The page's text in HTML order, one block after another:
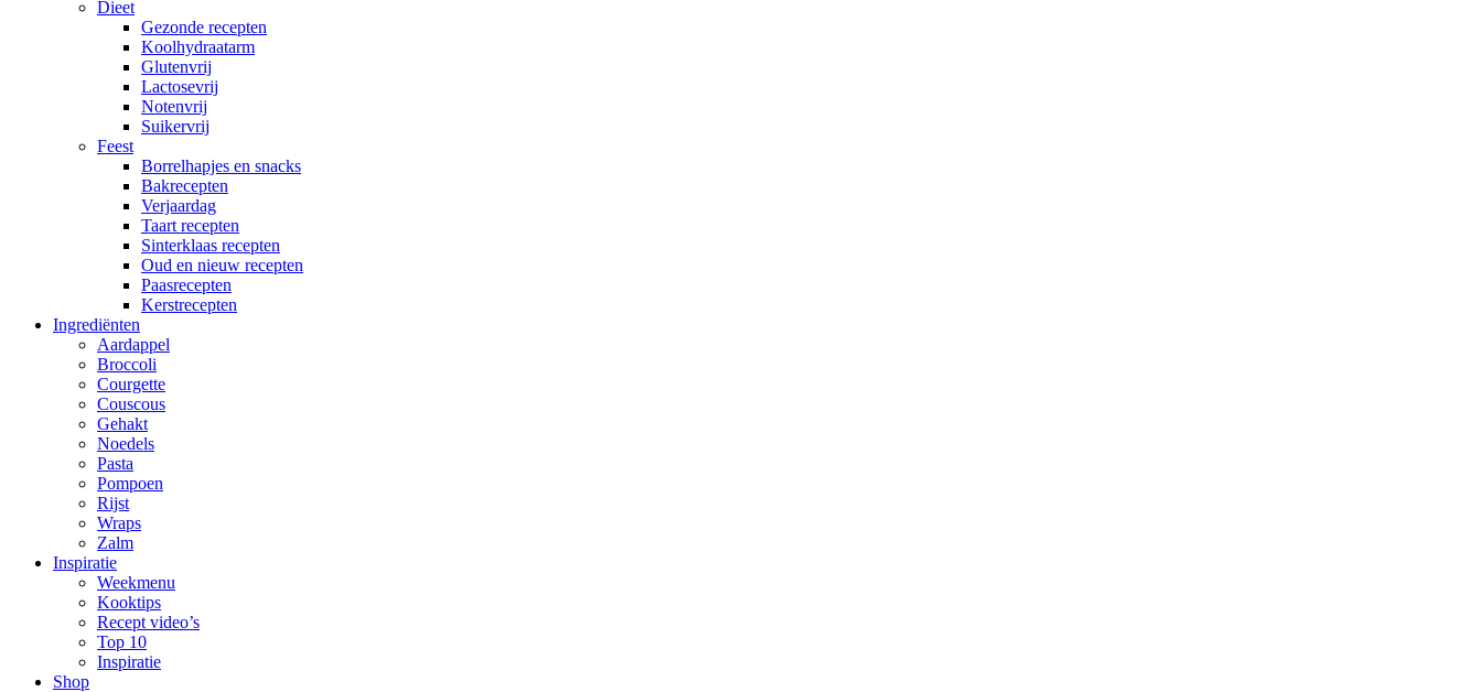
Dieet
Gezonde recepten
Koolhydraatarm
Glutenvrij
Lactosevrij
Notenvrij
Suikervrij
Feest
Borrelhapjes en snacks
Bakrecepten
Verjaardag
Taart recepten
Sinterklaas recepten
Oud en nieuw recepten
Paasrecepten
Kerstrecepten
Ingrediënten
Aardappel
Broccoli
Courgette
Couscous
Gehakt
Noedels
Pasta
Pompoen
Rijst
Wraps
Zalm
Inspiratie
Weekmenu
Kooktips
Recept video’s
Top 10
Inspiratie
Shop